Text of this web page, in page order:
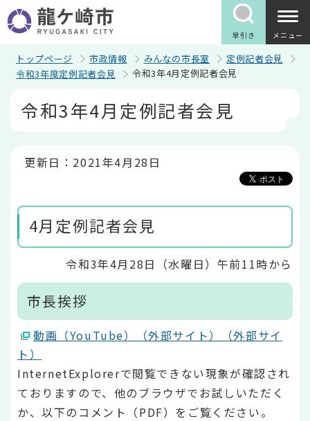
の
ペ
早引き メニュー
トップページ 市政情報 みんなの市長室
定例記者会見
令和3年度定例記者会見
令和3年4月定例記者会見
令和3年4月定例記者会見
更新日：2021年4月28日
4月定例記者会見
令和3年4月28日（水曜日）午前11時から
市長挨拶
動画（YouTube）（外部サイト）（外部サイ
ト）
InternetExplorerで閲覧できない現象が確認され
ておりますので、他のブラウザでお試しいただく
か、以下のコメント（PDF）をご覧ください。